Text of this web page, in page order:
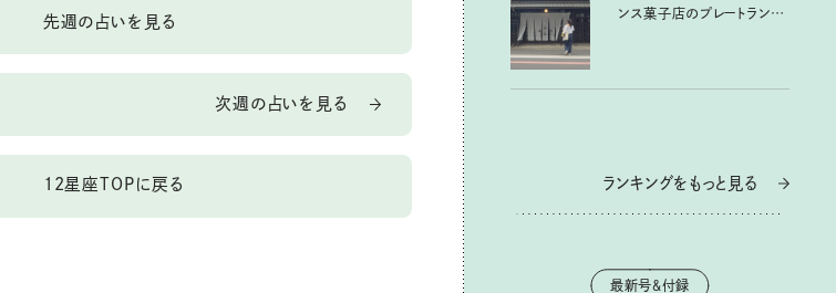
先週の占いを見る
次週の占いを見る
12星座TOPに戻る
ンス菓子店のプレートラン
ランキングをもっと見る
最新号＆付録